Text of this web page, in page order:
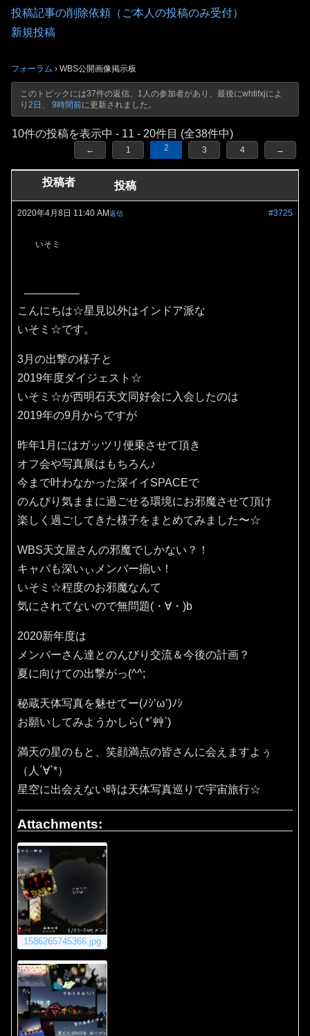
投稿記事の削除依頼（ご本人の投稿のみ受付）
新規投稿
フォーラム › WBS公開画像掲示板
このトピックには37件の返信、1人の参加者があり、最後にwhtifxjによ
り 2日、 9時間前に更新されました。
10件の投稿を表示中 - 11 - 20件目 (全38件中)
← 1 2 3 4 →
投稿者 投稿
2020年4月8日 11:40 AM #3725
返信
いそミ
こんにちは☆星見以外はインドア派な
いそミ☆です。
3月の出撃の様子と
2019年度ダイジェスト☆
いそミ☆が西明石天文同好会に入会したのは
2019年の9月からですが
昨年1月にはガッツリ便乗させて頂き
オフ会や写真展はもちろん♪
今まで叶わなかった深イイSPACEで
のんびり気ままに過ごせる環境にお邪魔させて頂け
楽しく過ごしてきた様子をまとめてみました〜☆
WBS天文屋さんの邪魔でしかない？！
キャパも深いぃメンバー揃い！
いそミ☆程度のお邪魔なんて
気にされてないので無問題(・∀・)b
2020新年度は
メンバーさん達とのんびり交流＆今後の計画？
夏に向けての出撃がっ(^^;
秘蔵天体写真を魅せてー(ﾉｼ’ω’)ﾉｼ
お願いしてみようかしら( *´艸`)
満天の星のもと、笑顔満点の皆さんに会えますよぅ
（人´∀`*）
星空に出会えない時は天体写真巡りで宇宙旅行☆
Attachments:
1586265745366.jpg